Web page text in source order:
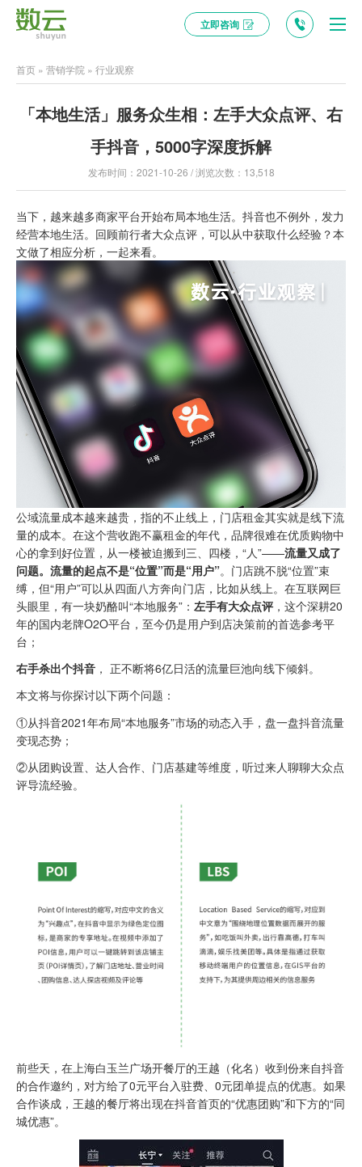
立即咨询
首页 » 营销学院 » 行业观察
「本地生活」服务众生相：左手大众点评、右
手抖音，5000字深度拆解
发布时间：2021-10-26 / 浏览次数：13,518
当下，越来越多商家平台开始布局本地生活。抖音也不例外，发力
经营本地生活。回顾前行者大众点评，可以从中获取什么经验？本
文做了相应分析，一起来看。
公域流量成本越来越贵，指的不止线上，门店租金其实就是线下流
量的成本。在这个营收跑不赢租金的年代，品牌很难在优质购物中
心的拿到好位置，从一楼被迫搬到三、四楼，“人”——流量又成了
问题。 流量的起点不是“位置”而是“用户”。门店跳不脱“位置”束
缚，但“用户”可以从四面八方奔向门店，比如从线上。在互联网巨
头眼里，有一块奶酪叫“本地服务”： 左手有大众点评，这个深耕20
年的国内老牌O2O平台，至今仍是用户到店决策前的首选参考平
台；
右手杀出个抖音 ， 正不断将6亿日活的流量巨池向线下倾斜。
本文将与你探讨以下两个问题：
①从抖音2021年布局“本地服务”市场的动态入手，盘一盘抖音流量
变现态势；
②从团购设置、达人合作、门店基建等维度，听过来人聊聊大众点
评导流经验。
前些天，在上海白玉兰广场开餐厅的王越（化名）收到份来自抖音
的合作邀约，对方给了0元平台入驻费、0元团单提点的优惠。如果
合作谈成，王越的餐厅将出现在抖音首页的“优惠团购”和下方的“同
城优惠”。